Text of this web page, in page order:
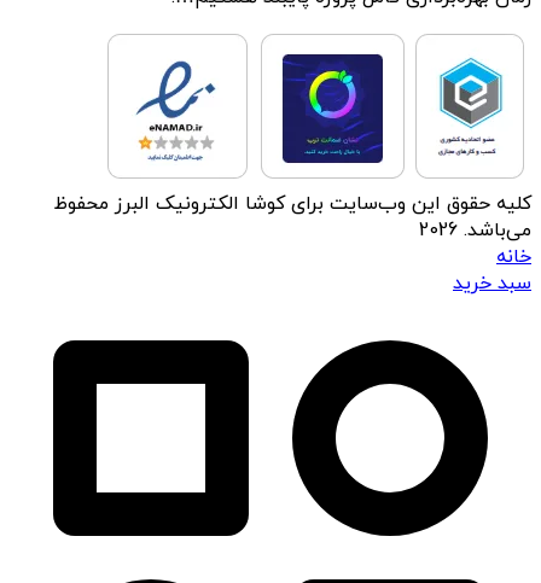
کلیه حقوق این وب‌سایت برای کوشا الکترونیک البرز محفوظ
می‌باشد. 2026
خانه
سبد خرید